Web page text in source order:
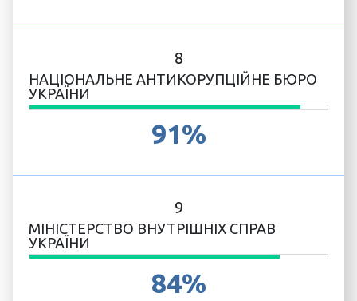
8
НАЦІОНАЛЬНЕ АНТИКОРУПЦІЙНЕ БЮРО
УКРАЇНИ
91%
9
МІНІСТЕРСТВО ВНУТРІШНІХ СПРАВ
УКРАЇНИ
84%